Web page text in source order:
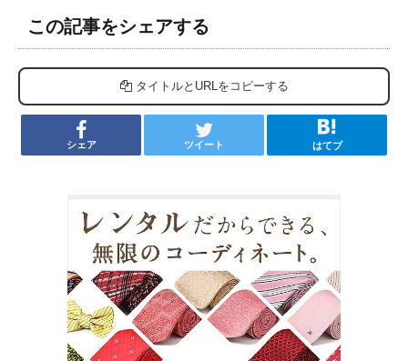
この記事をシェアする
タイトルとURLをコピーする
シェア ツイート はてブ